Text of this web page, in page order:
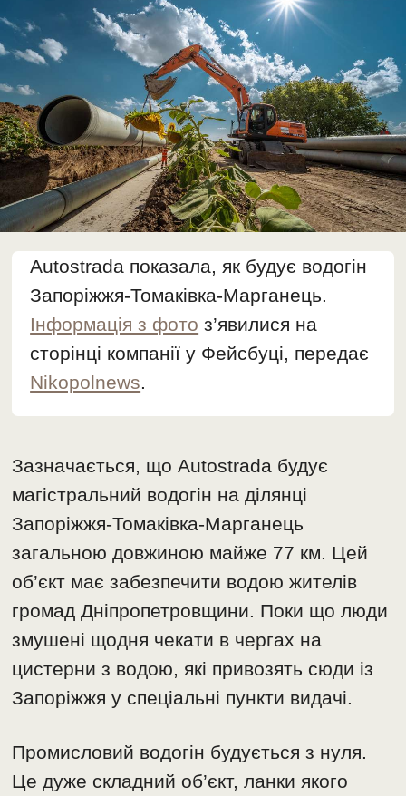
Autostrada показала, як будує водогін
Запоріжжя-Томаківка-Марганець.
Інформація з фото з’явилися на
сторінці компанії у Фейсбуці, передає
Nikopolnews.
Зазначається, що Autostrada будує
магістральний водогін на ділянці
Запоріжжя-Томаківка-Марганець
загальною довжиною майже 77 км. Цей
об’єкт має забезпечити водою жителів
громад Дніпропетровщини. Поки що люди
змушені щодня чекати в чергах на
цистерни з водою, які привозять сюди із
Запоріжжя у спеціальні пункти видачі.
Промисловий водогін будується з нуля.
Це дуже складний об’єкт, ланки якого